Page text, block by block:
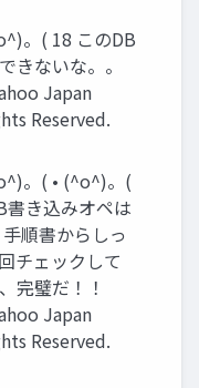
。( 18 このDB
きないな。。
Japan
Reserved.
。( • (^o^)。(
き込みオペは
順書からしっ
チェックして
完璧だ！！
Japan
Reserved.